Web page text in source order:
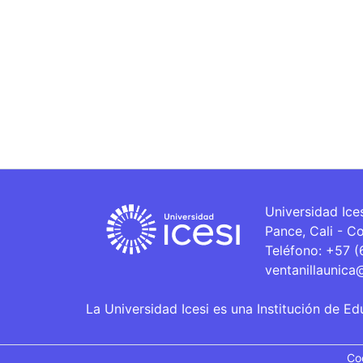
Universidad
Pance, Cali -
Teléfono: +57
La Universidad Icesi es una Institución de